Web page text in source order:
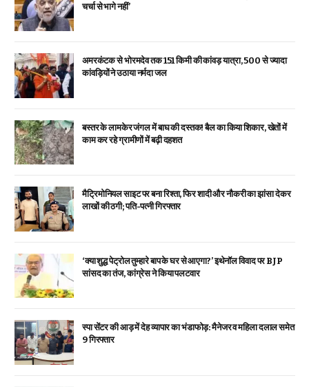
चर्चा से भागे नहीं’
अमरकंटक से भोरमदेव तक 151 किमी की कांवड़ यात्रा, 500 से ज्यादा
कांवड़ियों ने उठाया नर्मदा जल
बस्तर के लामकेर जंगल में बाघ की दस्तक! बैल का किया शिकार, खेतों में
काम कर रहे ग्रामीणों में बढ़ी दहशत
मैट्रिमोनियल साइट पर बना रिश्ता, फिर शादी और नौकरी का झांसा देकर
लाखों की ठगी; पति-पत्नी गिरफ्तार
‘क्या शुद्ध पेट्रोल तुम्हारे बाप के घर से आएगा?’ इथेनॉल विवाद पर BJP
सांसद का तंज, कांग्रेस ने किया पलटवार
स्पा सेंटर की आड़ में देह व्यापार का भंडाफोड़: मैनेजर व महिला दलाल समेत
9 गिरफ्तार